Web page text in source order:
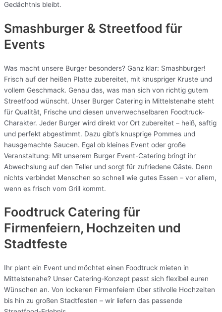
Gedächtnis bleibt.
Smashburger & Streetfood für
Events
Was macht unsere Burger besonders? Ganz klar: Smashburger!
Frisch auf der heißen Platte zubereitet, mit knuspriger Kruste und
vollem Geschmack. Genau das, was man sich von richtig gutem
Streetfood wünscht. Unser Burger Catering in Mittelstenahe steht
für Qualität, Frische und diesen unverwechselbaren Foodtruck-
Charakter. Jeder Burger wird direkt vor Ort zubereitet – heiß, saftig
und perfekt abgestimmt. Dazu gibt’s knusprige Pommes und
hausgemachte Saucen. Egal ob kleines Event oder große
Veranstaltung: Mit unserem Burger Event-Catering bringt ihr
Abwechslung auf den Teller und sorgt für zufriedene Gäste. Denn
nichts verbindet Menschen so schnell wie gutes Essen – vor allem,
wenn es frisch vom Grill kommt.
Foodtruck Catering für
Firmenfeiern, Hochzeiten und
Stadtfeste
Ihr plant ein Event und möchtet einen Foodtruck mieten in
Mittelstenahe? Unser Catering-Konzept passt sich flexibel euren
Wünschen an. Von lockeren Firmenfeiern über stilvolle Hochzeiten
bis hin zu großen Stadtfesten – wir liefern das passende